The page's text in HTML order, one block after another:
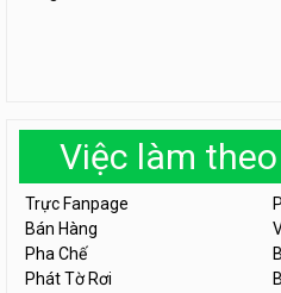
Việc làm
Trực Fanpage
Bán Hàng
Pha Chế
Phát Tờ Rơi